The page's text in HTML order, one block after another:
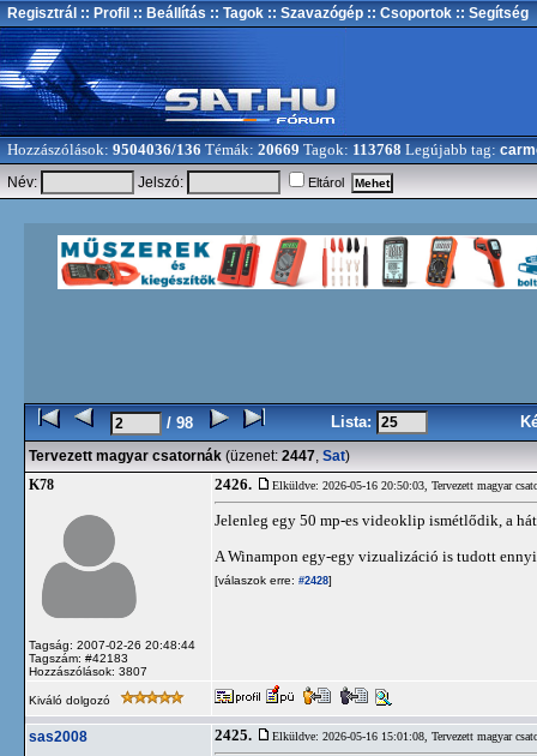
Regisztrál :: Profil :: Beállítás :: Tagok :: Szavazógép :: Csoportok :: Segítség
Hozzászólások: 9504036/136 Témák: 20669 Tagok: 113768 Legújabb tag:
Név:
Jelszó: Eltárol
/ 98 Lista:
Tervezett magyar csatornák (üzenet: 2447, Sat)
K78
Tagság: 2007-02-26 20:48:44
Tagszám: #42183
Hozzászólások: 3807
2426. Elküldve: 2026-05-16 20:50:03, Tervezett magyar
Jelenleg egy 50 mp-es videoklip ismétlődik, a
A Winampon egy-egy vizualizáció is tudott
[válaszok erre: #2428]
Kiváló dolgozó
sas2008 2425. Elküldve: 2026-05-16 15:01:08, Tervezett magyar